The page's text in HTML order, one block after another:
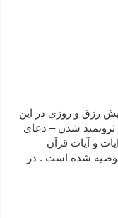
رزق و روزی در این
دعا برای ثروتمند شدن – دعای
و آیات قرآن
شده است . در